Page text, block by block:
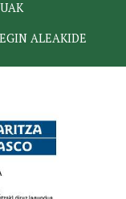
EGIN ALEAKIDE